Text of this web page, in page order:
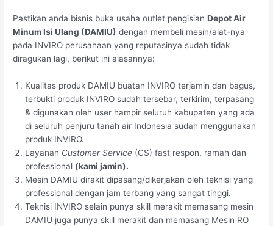
Pastikan anda bisnis buka usaha outlet pengisianDepot Air
Minum Isi Ulang (DAMIU) dengan membeli mesin/alat-nya
pada INVIRO perusahaan yang reputasinya sudah tidak
diragukan lagi, berikut ini alasannya:
Kualitas produk DAMIU buatan INVIRO terjamin dan bagus,
terbukti produk INVIRO sudah tersebar, terkirim, terpasang
& digunakan oleh user hampir seluruh kabupaten yang ada
di seluruh penjuru tanah air Indonesia sudah menggunakan
produk INVIRO.
Layanan Customer Service (CS) fast respon, ramah dan
professional (kami jamin).
Mesin DAMIU dirakit dipasang/dikerjakan oleh teknisi yang
professional dengan jam terbang yang sangat tinggi.
Teknisi INVIRO selain punya skill merakit memasang mesin
DAMIU juga punya skill merakit dan memasang Mesin RO